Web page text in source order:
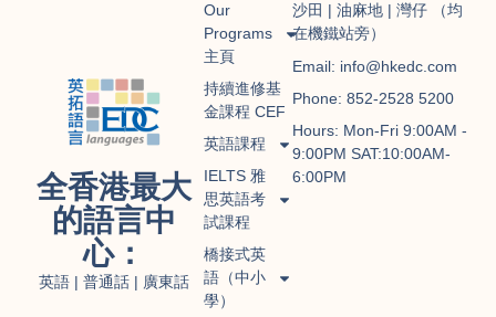
全香港最大
的語言中
心：
英語 | 普通話 | 廣東話
Our
Programs
主頁
持續進修基
金課程 CEF
英語課程
IELTS 雅
思英語考
試課程
橋接式英
語（中小
學）
沙田 | 油麻地 | 灣仔 （均
在機鐵站旁）
Email: info@hkedc.com
Phone: 852-2528 5200
Hours: Mon-Fri 9:00AM -
9:00PM SAT:10:00AM-
6:00PM